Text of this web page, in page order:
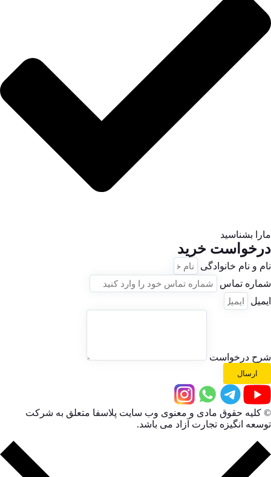
مارا بشناسید
درخواست خرید
نام و نام خانوادگی
شماره تماس
ایمیل
شرح درخواست
ارسال
© کلیه حقوق مادی و معنوی وب سایت پلاسفا متعلق به شرکت
توسعه انگیزه تجارت آزاد می باشد.